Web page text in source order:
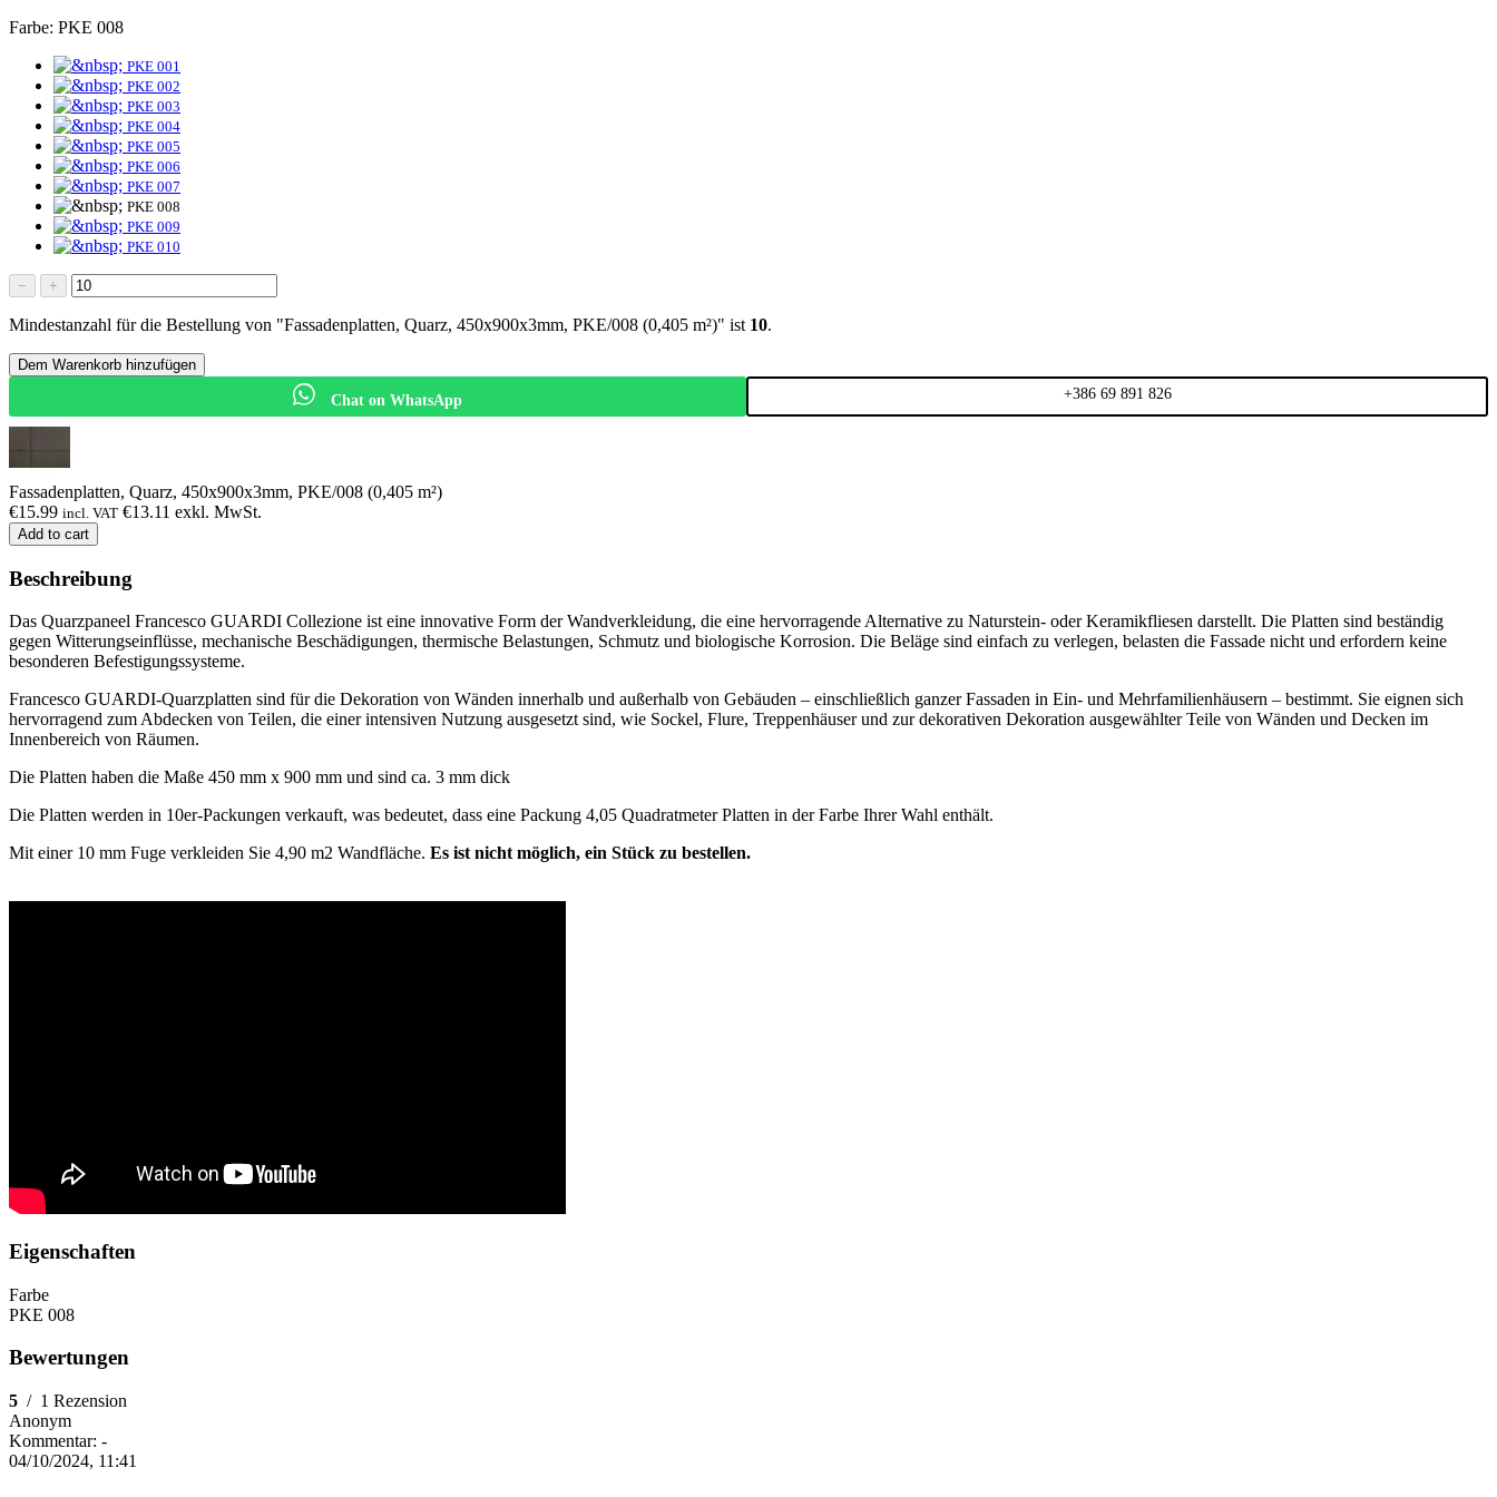
Farbe: PKE 008
PKE 001
PKE 002
PKE 003
PKE 004
PKE 005
PKE 006
PKE 007
PKE 008
PKE 009
PKE 010
− +
Mindestanzahl für die Bestellung von "Fassadenplatten, Quarz, 450x900x3mm, PKE/008 (0,405 m²)" ist 10.
Dem Warenkorb hinzufügen
Chat on WhatsApp +386 69 891 826
Fassadenplatten, Quarz, 450x900x3mm, PKE/008 (0,405 m²)
€15.99 incl. VAT €13.11 exkl. MwSt.
Add to cart
Beschreibung
Das Quarzpaneel Francesco GUARDI Collezione ist eine innovative Form der Wandverkleidung, die eine hervorragende Alternative zu Naturstein- oder Keramikfliesen darstellt. Die Platten sind beständig
gegen Witterungseinflüsse, mechanische Beschädigungen, thermische Belastungen, Schmutz und biologische Korrosion. Die Beläge sind einfach zu verlegen, belasten die Fassade nicht und erfordern keine
besonderen Befestigungssysteme.
Francesco GUARDI-Quarzplatten sind für die Dekoration von Wänden innerhalb und außerhalb von Gebäuden – einschließlich ganzer Fassaden in Ein- und Mehrfamilienhäusern – bestimmt. Sie eignen sich
hervorragend zum Abdecken von Teilen, die einer intensiven Nutzung ausgesetzt sind, wie Sockel, Flure, Treppenhäuser und zur dekorativen Dekoration ausgewählter Teile von Wänden und Decken im
Innenbereich von Räumen.
Die Platten haben die Maße 450 mm x 900 mm und sind ca. 3 mm dick
Die Platten werden in 10er-Packungen verkauft, was bedeutet, dass eine Packung 4,05 Quadratmeter Platten in der Farbe Ihrer Wahl enthält.
Mit einer 10 mm Fuge verkleiden Sie 4,90 m2 Wandfläche. Es ist nicht möglich, ein Stück zu bestellen.
Eigenschaften
Farbe
PKE 008
Bewertungen
5 / 1 Rezension
Anonym
Kommentar: -
04/10/2024, 11:41